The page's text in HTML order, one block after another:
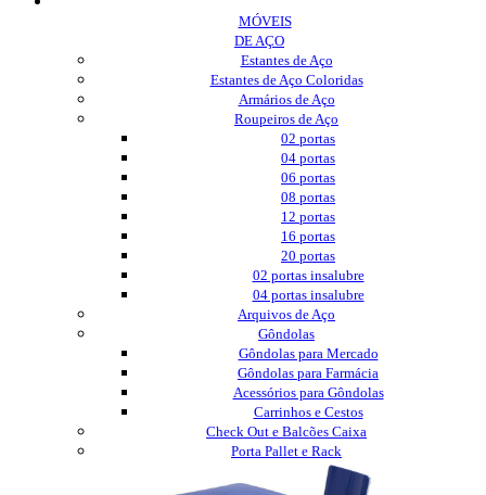
MÓVEIS
DE AÇO
Estantes de Aço
Estantes de Aço Coloridas
Armários de Aço
Roupeiros de Aço
02 portas
04 portas
06 portas
08 portas
12 portas
16 portas
20 portas
02 portas insalubre
04 portas insalubre
Arquivos de Aço
Gôndolas
Gôndolas para Mercado
Gôndolas para Farmácia
Acessórios para Gôndolas
Carrinhos e Cestos
Check Out e Balcões Caixa
Porta Pallet e Rack